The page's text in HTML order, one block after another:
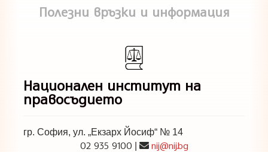
Полезни връзки и информация
Национален институт на
правосъдието
гр. София, ул. „Екзарх Йосиф“ № 14
02 935 9100 nij@nij.bg